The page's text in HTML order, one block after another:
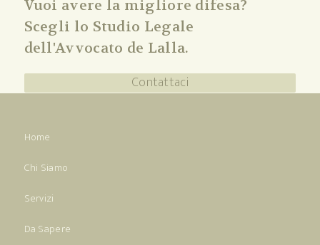
Vuoi avere la migliore difesa?
Scegli lo Studio Legale
dell'Avvocato de Lalla.
Contattaci
Home
Chi Siamo
Servizi
Da Sapere